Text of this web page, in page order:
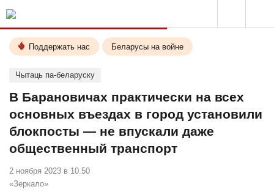
Поддержать нас Беларусы на войне
Чытаць па-беларуску
В Барановичах практически на всех
основных въездах в город установили
блокпосты — не впускали даже
общественный транспорт
2 ноября 2023 в 10.50
«Зеркало»